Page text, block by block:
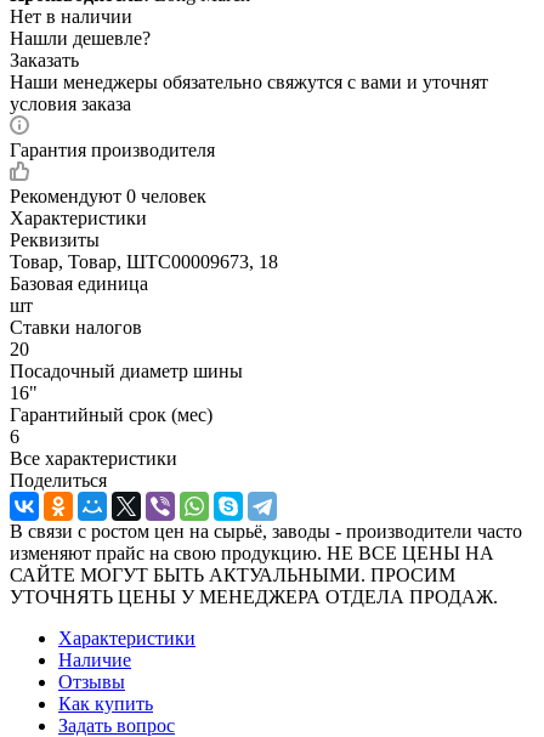
Нет в наличии
Нашли дешевле?
Заказать
Наши менеджеры обязательно свяжутся с вами и уточнят
условия заказа
Гарантия производителя
Рекомендуют 0 человек
Характеристики
Реквизиты
Товар, Товар, ШТС00009673, 18
Базовая единица
шт
Ставки налогов
20
Посадочный диаметр шины
16"
Гарантийный срок (мес)
6
Все характеристики
Поделиться
В связи с ростом цен на сырьё, заводы - производители часто
изменяют прайс на свою продукцию. НЕ ВСЕ ЦЕНЫ НА
САЙТЕ МОГУТ БЫТЬ АКТУАЛЬНЫМИ. ПРОСИМ
УТОЧНЯТЬ ЦЕНЫ У МЕНЕДЖЕРА ОТДЕЛА ПРОДАЖ.
Характеристики
Наличие
Отзывы
Как купить
Задать вопрос